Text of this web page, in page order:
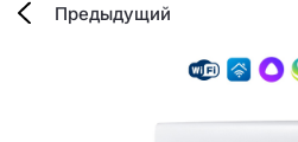
Предыдущий